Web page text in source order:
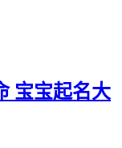
宝宝起名大